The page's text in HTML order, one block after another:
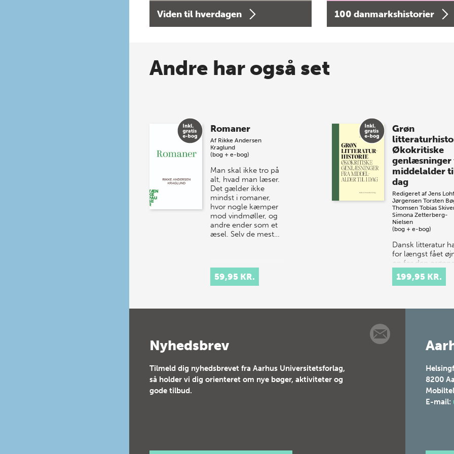
Viden til hverdagen 100 danmarkshistorier
Andre har også set
Romaner
Af Rikke Andersen
Kraglund
(bog + e-bog)
Man skal ikke tro på
alt, hvad man læser.
Det gælder ikke
mindst i romaner,
hvor nogle kæmper
mod vindmøller, og
andre ender som et
æsel. Selv de mest…
59,95 KR.
Grøn
Økokritiske
genlæsninger
middelalder
dag
Redigeret af Jens
Jørgensen Torsten
Thomsen Tobias
Simona Zetterberg-
Nielsen
(bog + e-bog)
Dansk litteratur
for længst fået
op for den grønne
dagsorden. I
boghandlen er
en fast del a…
199,95 KR.
Nyhedsbrev
Tilmeld dig nyhedsbrevet fra Aarhus Universitetsforlag,
så holder vi dig orienteret om nye bøger, aktiviteter og
gode tilbud.
8200
E-mail: